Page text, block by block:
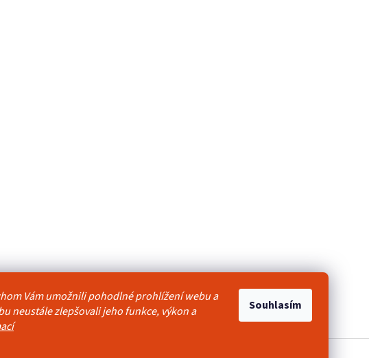
Vám umožnili pohodlné prohlížení webu a
neustále zlepšovali jeho funkce, výkon a
Souhlasím
řád Ochrana osobních údajů Kontakty Pravidla akce 2+1 zdarma